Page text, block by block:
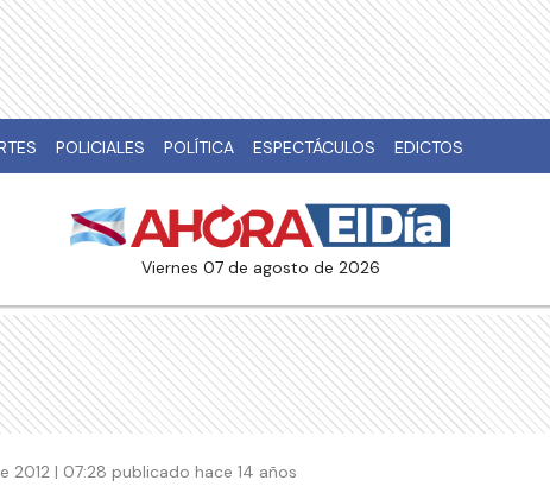
POLICIALES POLÍTICA ESPECTÁCULOS EDICTOS
viernes 07 de agosto de 2026
2012 | 07:28 publicado hace 14 años